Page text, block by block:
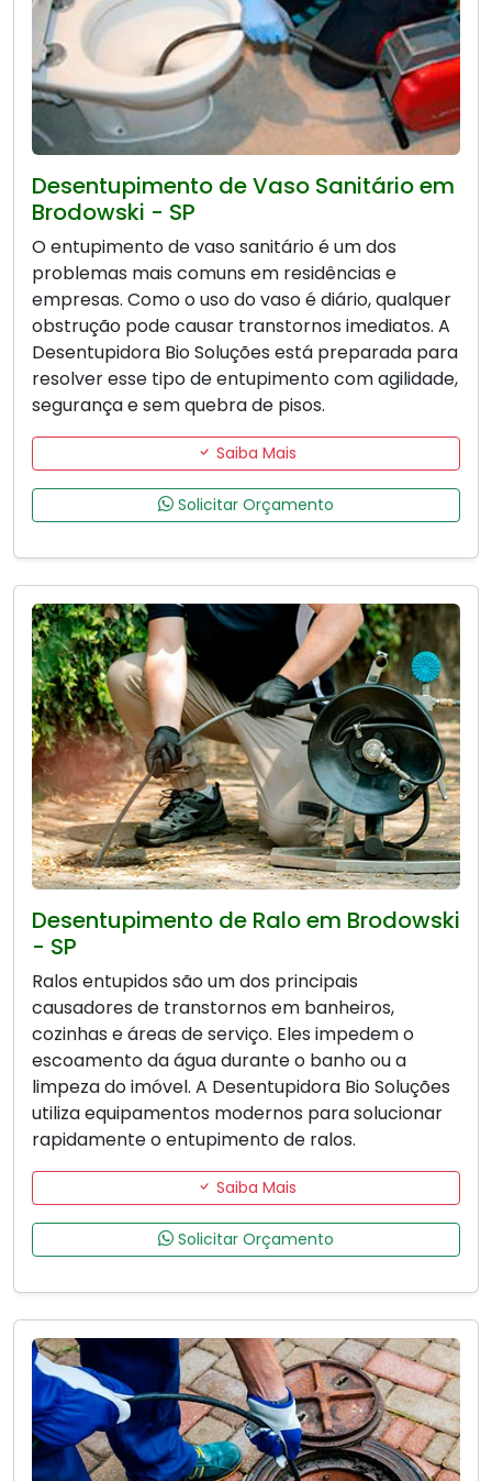
Desentupimento de Vaso Sanitário em
Brodowski - SP
O entupimento de vaso sanitário é um dos
problemas mais comuns em residências e
empresas. Como o uso do vaso é diário, qualquer
obstrução pode causar transtornos imediatos. A
Desentupidora Bio Soluções está preparada para
resolver esse tipo de entupimento com agilidade,
segurança e sem quebra de pisos.
Saiba Mais
Solicitar Orçamento
Desentupimento de Ralo em Brodowski
- SP
Ralos entupidos são um dos principais
causadores de transtornos em banheiros,
cozinhas e áreas de serviço. Eles impedem o
escoamento da água durante o banho ou a
limpeza do imóvel. A Desentupidora Bio Soluções
utiliza equipamentos modernos para solucionar
rapidamente o entupimento de ralos.
Saiba Mais
Solicitar Orçamento